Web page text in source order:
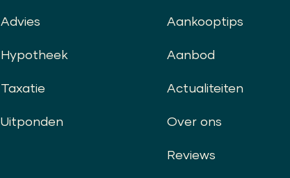
Advies
Hypotheek
Taxatie
Uitponden
Aankooptips
Aanbod
Actualiteiten
Over ons
Reviews